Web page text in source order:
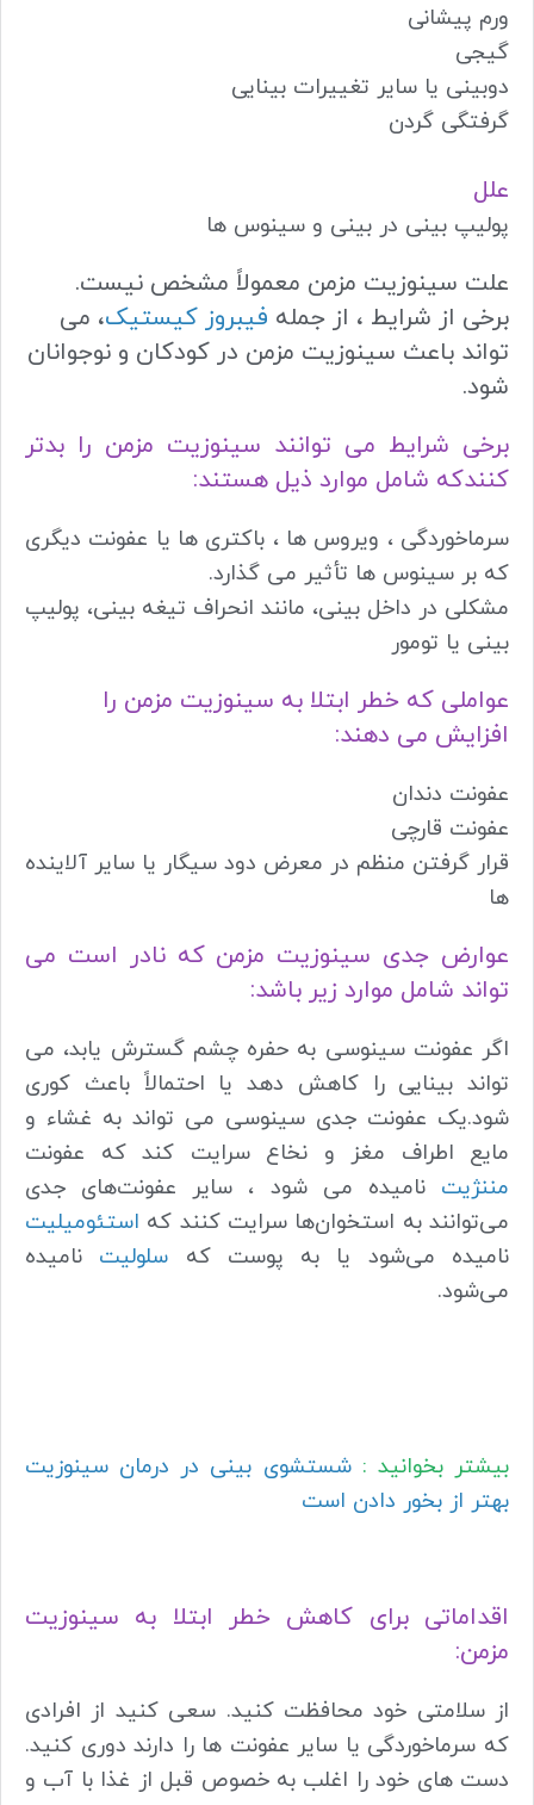
ورم پیشانی
گیجی
دوبینی یا سایر تغییرات بینایی
گرفتگی گردن
علل
پولیپ بینی در بینی و سینوس ها
علت سینوزیت مزمن معمولاً مشخص نیست.
برخی از شرایط ، از جمله فیبروز کیستیک، می
تواند باعث سینوزیت مزمن در کودکان و نوجوانان
شود.
برخی شرایط می توانند سینوزیت مزمن را بدتر
کنندکه شامل موارد ذیل هستند:
سرماخوردگی ، ویروس ها ، باکتری ها یا عفونت دیگری
که بر سینوس ها تأثیر می گذارد.
مشکلی در داخل بینی، مانند انحراف تیغه بینی، پولیپ
بینی یا تومور
عواملی که خطر ابتلا به سینوزیت مزمن را
افزایش می دهند:
عفونت دندان
عفونت قارچی
قرار گرفتن منظم در معرض دود سیگار یا سایر آلاینده
ها
عوارض جدی سینوزیت مزمن که نادر است می
تواند شامل موارد زیر باشد:
اگر عفونت سینوسی به حفره چشم گسترش یابد، می
تواند بینایی را کاهش دهد یا احتمالاً باعث کوری
شود.یک عفونت جدی سینوسی می تواند به غشاء و
مایع اطراف مغز و نخاع سرایت کند که عفونت
مننژیت نامیده می شود ، سایر عفونت‌های جدی
می‌توانند به استخوان‌ها سرایت کنند که استئومیلیت
نامیده می‌شود یا به پوست که سلولیت نامیده
می‌شود.
بیشتر بخوانید :شستشوی بینی در درمان سینوزیت
بهتر از بخور دادن است
اقداماتی برای کاهش خطر ابتلا به سینوزیت
مزمن:
از سلامتی خود محافظت کنید. سعی کنید از افرادی
که سرماخوردگی یا سایر عفونت ها را دارند دوری کنید.
دست های خود را اغلب به خصوص قبل از غذا با آب و